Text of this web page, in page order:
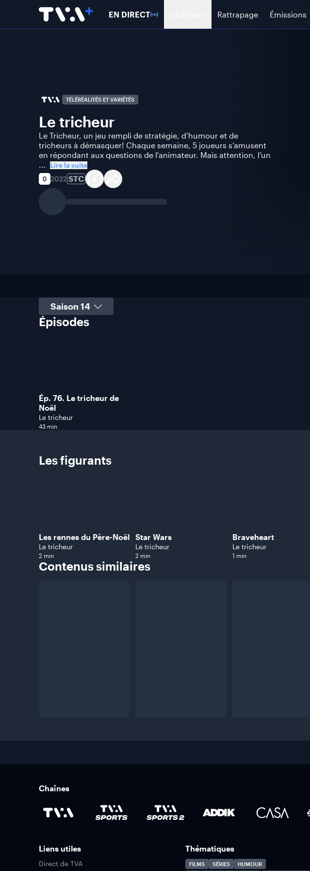
EN DIRECT Rattrapage Émissions
TÉLÉRÉALITÉS ET VARIÉTÉS
Le tricheur
Le Tricheur, un jeu rempli de stratégie, d’humour et de
tricheurs à démasquer! Chaque semaine, 5 joueurs s’amusent
en répondant aux questions de l'animateur. Mais attention, l’un
... Lire la suite
2022 STC
Sélectionner une saison
Épisodes
Ép. 76. Le tricheur de
Noël
Le tricheur
43 min
Lesfigurants
Les rennes du Père-Noël
Le tricheur
2 min
Star Wars
Le tricheur
2 min
Braveheart
Le tricheur
1 min
Contenussimilaires
Chaînes
Liens utiles
Direct de TVA
Thématiques
FILMS SÉRIES HUMOUR